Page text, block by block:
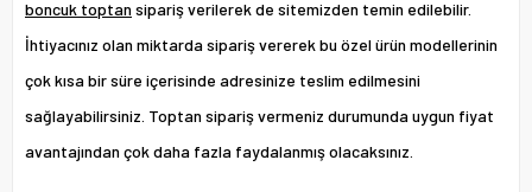
boncuk toptan sipariş verilerek de sitemizden temin edilebilir.
İhtiyacınız olan miktarda sipariş vererek bu özel ürün modellerinin
çok kısa bir süre içerisinde adresinize teslim edilmesini
sağlayabilirsiniz. Toptan sipariş vermeniz durumunda uygun fiyat
avantajından çok daha fazla faydalanmış olacaksınız.